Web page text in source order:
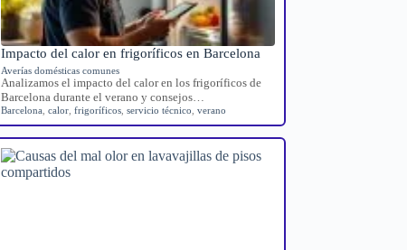
Impacto del calor en frigoríficos en Barcelona
Averías domésticas comunes
Analizamos el impacto del calor en los frigoríficos de
Barcelona durante el verano y consejos…
Barcelona ,calor ,frigoríficos ,servicio técnico ,verano